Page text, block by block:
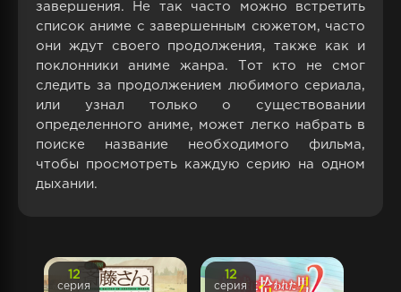
завершения. Не так часто можно встретить
список аниме с завершенным сюжетом, часто
они ждут своего продолжения, также как и
поклонники аниме жанра. Тот кто не смог
следить за продолжением любимого сериала,
или узнал только о существовании
определенного аниме, может легко набрать в
поиске название необходимого фильма,
чтобы просмотреть каждую серию на одном
дыхании.
12
серия
12
серия